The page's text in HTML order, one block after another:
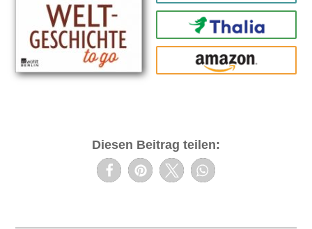
Thalia
amazon
Diesen Beitrag teilen: